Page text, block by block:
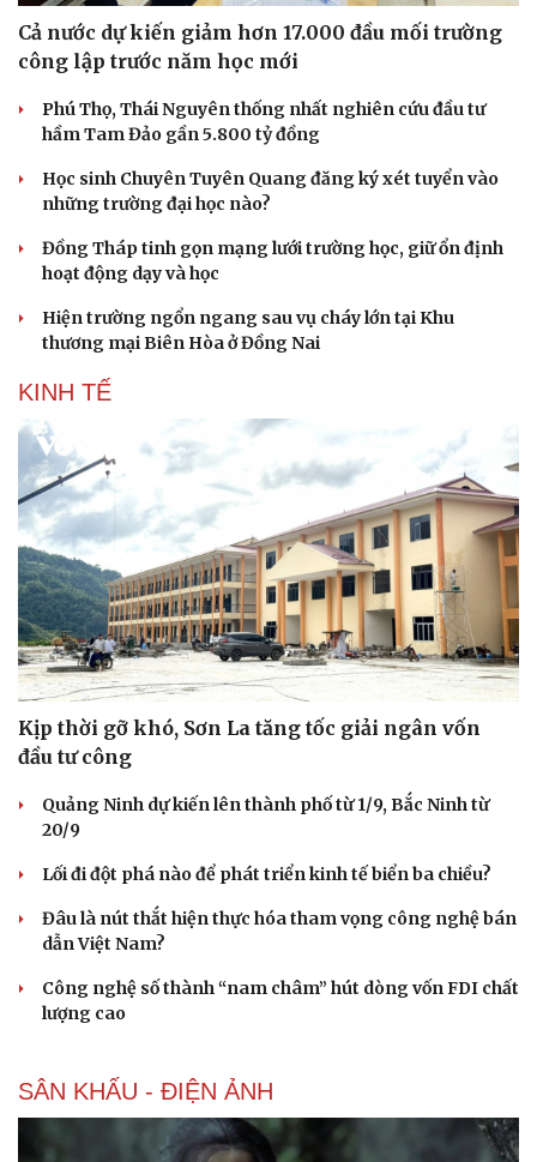
Du lịch
Tư vấn
Săn Tour
check-in
Podcast
Câu chuyện thời sự
Đọc truyện đêm khuya
Cửa sổ tình yêu
Kể chuyện cho bé
Hạt giống tâm hồn
Cả nước dự kiến giảm hơn 17.000 đầu mối trường
công lập trước năm học mới
Phú Thọ, Thái Nguyên thống nhất nghiên cứu đầu tư
hầm Tam Đảo gần 5.800 tỷ đồng
Học sinh Chuyên Tuyên Quang đăng ký xét tuyển vào
những trường đại học nào?
Đồng Tháp tinh gọn mạng lưới trường học, giữ ổn định
hoạt động dạy và học
Hiện trường ngổn ngang sau vụ cháy lớn tại Khu
thương mại Biên Hòa ở Đồng Nai
KINH TẾ
Kịp thời gỡ khó, Sơn La tăng tốc giải ngân vốn
đầu tư công
Quảng Ninh dự kiến lên thành phố từ 1/9, Bắc Ninh từ
20/9
Lối đi đột phá nào để phát triển kinh tế biển ba chiều?
Đâu là nút thắt hiện thực hóa tham vọng công nghệ bán
dẫn Việt Nam?
Công nghệ số thành “nam châm” hút dòng vốn FDI chất
lượng cao
SÂN KHẤU - ĐIỆN ẢNH